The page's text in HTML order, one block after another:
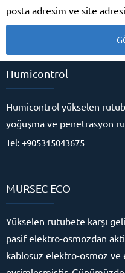
posta adresim ve site
Humicontrol
Humicontrol yükselen
yoğuşma ve penetrasyon
Tel: +905315043675
MURSEC ECO
Yükselen rutubete karşı
pasif elektro-osmozdan
kablosuz elektro-osmoz